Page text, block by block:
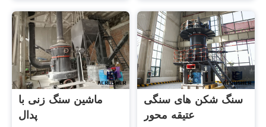
ماشین سنگ زنی با
پدال
سنگ شکن های سنگی
عتیقه محور